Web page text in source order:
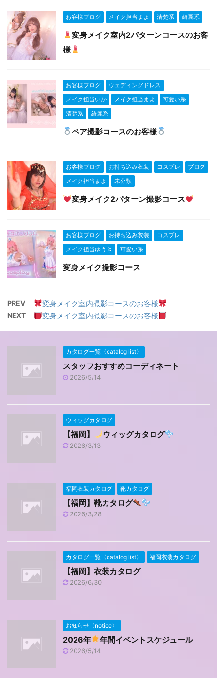
お客様ブログ メイク担当まよ 清楚系 綺麗系
変身メイク室内2パターンコースのお客
様
お客様ブログ
ウェディングドレス
メイク担当いか
メイク担当まよ
可愛い系
清楚系
綺麗系
ペア撮影コースのお客様
お客様ブログ お持ち込み衣装 コスプレ
ブログ
メイク担当まよ
未分類
変身メイク2パターン撮影コース‍
お客様ブログ お持ち込み衣装
コスプレ
メイク担当ゆうき
可愛い系
変身メイク撮影コース
PREV 変身メイク室内撮影コースのお客様
NEXT 変身メイク室内撮影コースのお客様
カタログ一覧〈catalog list〉
スタッフおすすめコーディネート
2026/5/14
ウィッグカタログ
【福岡】 ウィッグカタログ
2026/3/13
福岡衣装カタログ 靴カタログ
【福岡】靴カタログ
2026/3/28
カタログ一覧〈catalog list〉 福岡衣装カタログ
【福岡】衣装カタログ
2026/6/30
お知らせ〈notice〉
2026年 年間イベントスケジュール
2026/5/14